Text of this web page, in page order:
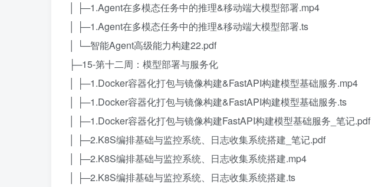
│ ├─1.Agent在多模态任务中的推理&移动端大模型部署.mp4
│ ├─1.Agent在多模态任务中的推理&移动端大模型部署.ts
│ └─智能Agent高级能力构建22.pdf
├─15-第十二周：模型部署与服务化
│ ├─1.Docker容器化打包与镜像构建&FastAPI构建模型基础服务.mp4
│ ├─1.Docker容器化打包与镜像构建&FastAPI构建模型基础服务.ts
│ ├─1.Docker容器化打包与镜像构建FastAPI构建模型基础服务_笔记.pdf
│ ├─2.K8S编排基础与监控系统、日志收集系统搭建_笔记.pdf
│ ├─2.K8S编排基础与监控系统、日志收集系统搭建.mp4
│ ├─2.K8S编排基础与监控系统、日志收集系统搭建.ts